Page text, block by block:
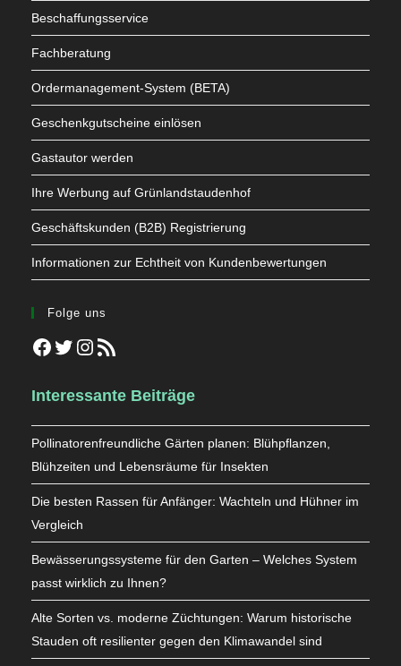
Beschaffungsservice
Fachberatung
Ordermanagement-System (BETA)
Geschenkgutscheine einlösen
Gastautor werden
Ihre Werbung auf Grünlandstaudenhof
Geschäftskunden (B2B) Registrierung
Informationen zur Echtheit von Kundenbewertungen
Folge uns
Facebook
TwitterInstagram
RSS-Feed
Interessante Beiträge
Pollinatorenfreundliche Gärten planen: Blühpflanzen,
Blühzeiten und Lebensräume für Insekten
Die besten Rassen für Anfänger: Wachteln und Hühner im
Vergleich
Bewässerungssysteme für den Garten – Welches System
passt wirklich zu Ihnen?
Alte Sorten vs. moderne Züchtungen: Warum historische
Stauden oft resilienter gegen den Klimawandel sind